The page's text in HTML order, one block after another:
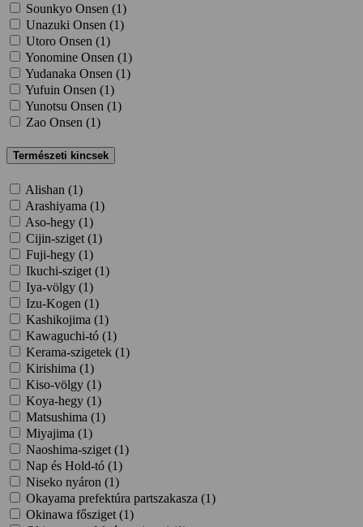
Sounkyo Onsen (1)
Unazuki Onsen (1)
Utoro Onsen (1)
Yonomine Onsen (1)
Yudanaka Onsen (1)
Yufuin Onsen (1)
Yunotsu Onsen (1)
Zao Onsen (1)
Természeti kincsek
Alishan (1)
Arashiyama (1)
Aso-hegy (1)
Cijin-sziget (1)
Fuji-hegy (1)
Ikuchi-sziget (1)
Iya-völgy (1)
Izu-Kogen (1)
Kashikojima (1)
Kawaguchi-tó (1)
Kerama-szigetek (1)
Kirishima (1)
Kiso-völgy (1)
Koya-hegy (1)
Matsushima (1)
Miyajima (1)
Naoshima-sziget (1)
Nap és Hold-tó (1)
Niseko nyáron (1)
Okayama prefektúra partszakasza (1)
Okinawa fősziget (1)